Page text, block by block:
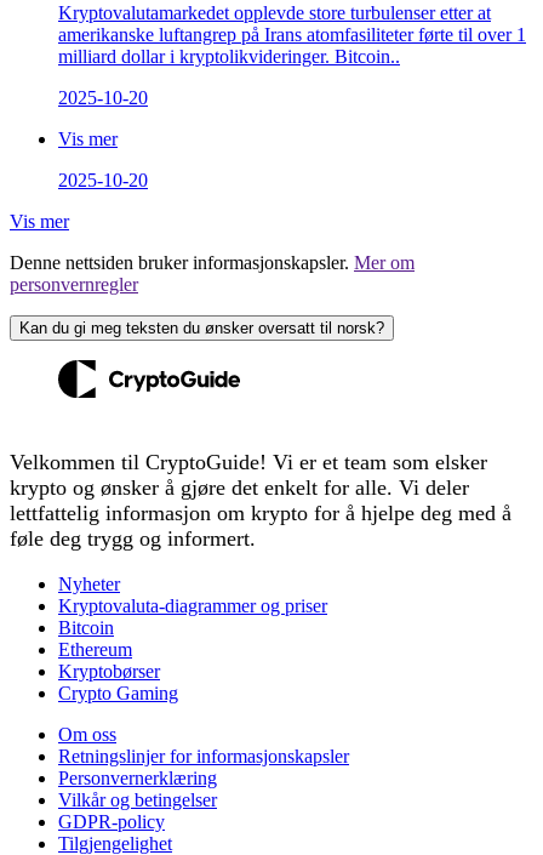
Kryptovalutamarkedet opplevde store turbulenser etter at
amerikanske luftangrep på Irans atomfasiliteter førte til over 1
milliard dollar i kryptolikvideringer. Bitcoin..
2025-10-20
Vis mer
2025-10-20
Vis mer
Denne nettsiden bruker informasjonskapsler. Mer om
personvernregler
Kan du gi meg teksten du ønsker oversatt til norsk?
Velkommen til CryptoGuide! Vi er et team som elsker
krypto og ønsker å gjøre det enkelt for alle. Vi deler
lettfattelig informasjon om krypto for å hjelpe deg med å
føle deg trygg og informert.
Nyheter
Kryptovaluta-diagrammer og priser
Bitcoin
Ethereum
Kryptobørser
Crypto Gaming
Om oss
Retningslinjer for informasjonskapsler
Personvernerklæring
Vilkår og betingelser
GDPR-policy
Tilgjengelighet